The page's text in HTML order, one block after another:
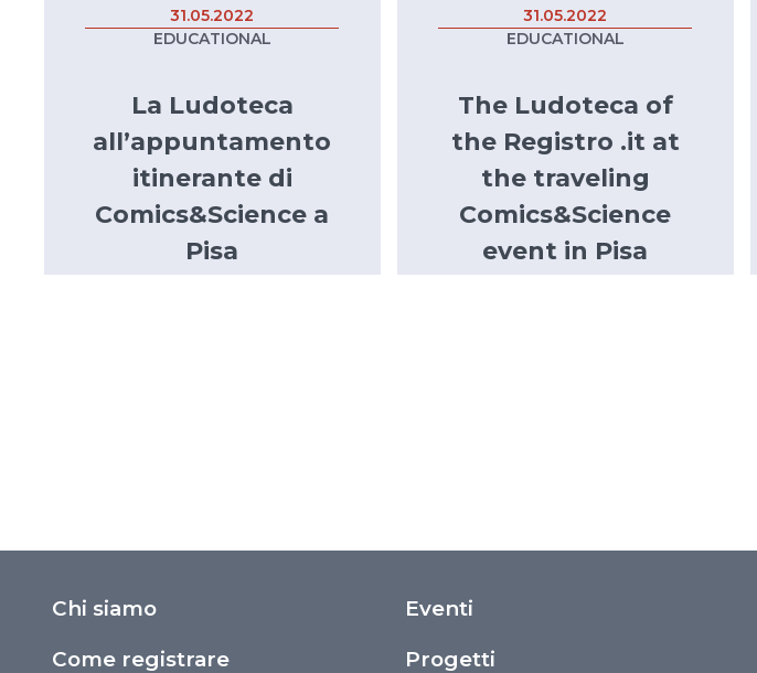
31.05.2022
EDUCATIONAL
La Ludoteca
all’appuntamento
itinerante di
Comics&Science a
Pisa
31.05.2022
EDUCATIONAL
The Ludoteca of
the Registro .it at
the traveling
Comics&Science
event in Pisa
Chi siamo
Come registrare
Eventi
Progetti